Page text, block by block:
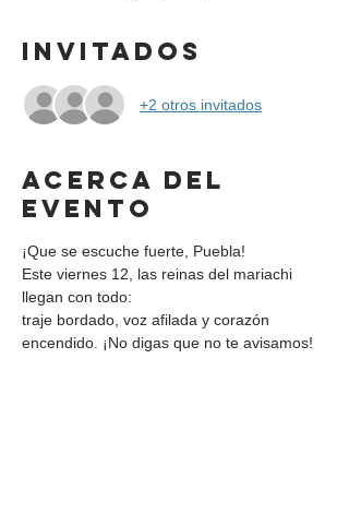
Invitados
+2 otros invitados
Acerca del
evento
¡Que se escuche fuerte, Puebla!
Este viernes 12, las reinas del mariachi
llegan con todo:
traje bordado, voz afilada y corazón
encendido. ¡No digas que no te avisamos!